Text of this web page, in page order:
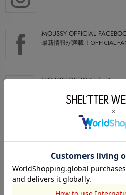
MOUSSY OFFICIAL
最新情報が満載！OFFICIAL
MOUSSY OFFICIAL Twitter
MOUSSY OFFICIAL WEBSITE
MOUSSY OFFICIAL BLOG
最新情報が満載！OFFICIAL Blog